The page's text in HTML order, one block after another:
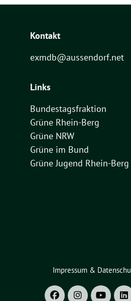
Kontakt
exmdb@aussendorf.net
Links
Bundestagsfraktion
Grüne Rhein-Berg
Grüne NRW
Grüne im Bund
Grüne Jugend Rhein-Berg
Impressum &